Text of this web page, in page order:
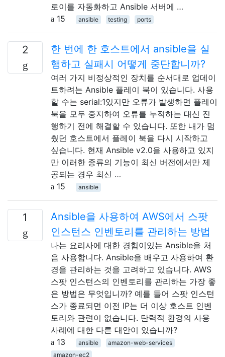
로이를 자동화하고 Ansible 서버에 …
15
ansible testing ports
2
한 번에 한 호스트에서 ansible을 실
행하고 실패시 어떻게 중단합니까?
여러 가지 비정상적인 장치를 순서대로 업데이
트하려는 Ansible 플레이 북이 있습니다. 사용
할 수는 serial:1있지만 오류가 발생하면 플레이
북을 모두 중지하여 오류를 누적하는 대신 진
행하기 전에 해결할 수 있습니다. 또한 내가 멈
췄던 호스트에서 플레이 북을 다시 시작하고
싶습니다. 현재 Ansible v2.0을 사용하고 있지
만 이러한 종류의 기능이 최신 버전에서만 제
공되는 경우 최신 …
15
ansible
1
Ansible을 사용하여 AWS에서 스팟
인스턴스 인벤토리를 관리하는 방법
나는 요리사에 대한 경험이있는 Ansible을 처
음 사용합니다. Ansible을 배우고 사용하여 환
경을 관리하는 것을 고려하고 있습니다. AWS
스팟 인스턴스의 인벤토리를 관리하는 가장 좋
은 방법은 무엇입니까? 예를 들어 스팟 인스턴
스가 종료되면 이전 IP는 더 이상 호스트 인벤
토리와 관련이 없습니다. 탄력적 환경의 사용
사례에 대한 다른 대안이 있습니까?
13
ansible
amazon-web-services
amazon-ec2